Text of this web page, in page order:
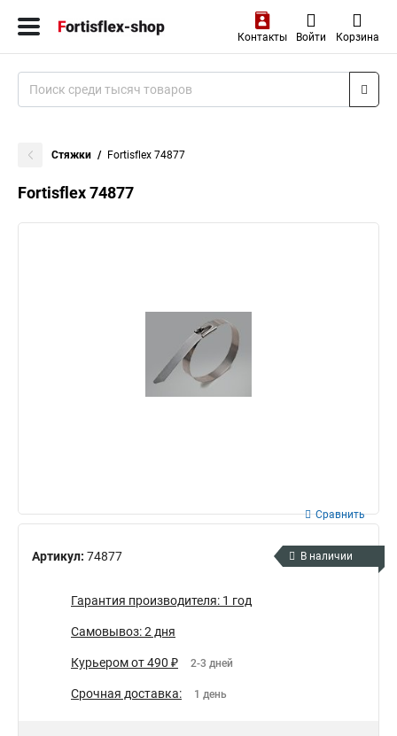
Контакты Войти Корзина
Стяжки Fortisflex 74877
Fortisflex 74877
Артикул: 74877
Сравнить
В наличии
Гарантия производителя: 1 год
Самовывоз: 2 дня
Курьером от 490 ₽ 2-3 дней
Срочная доставка: 1 день